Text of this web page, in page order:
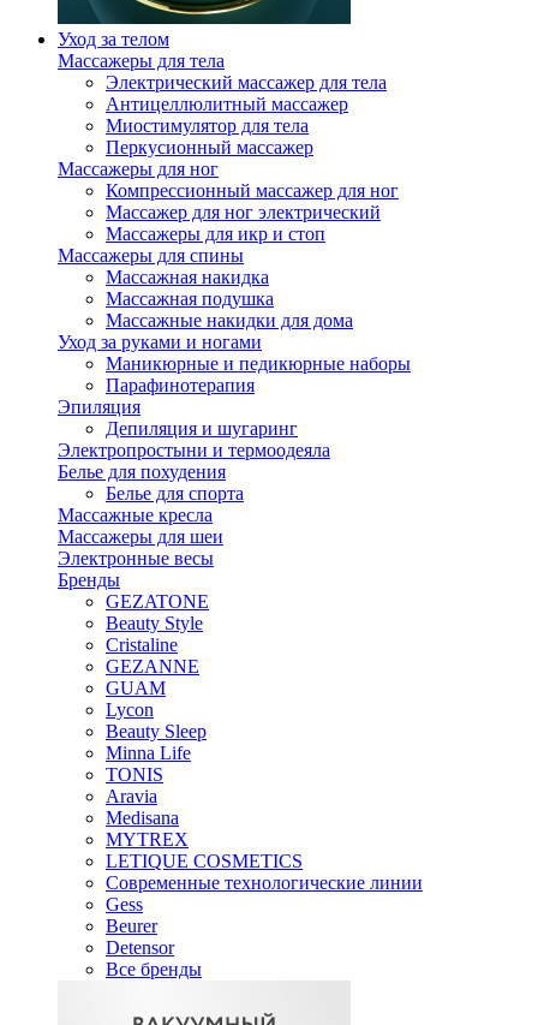
Уход за телом
Массажеры для тела
Электрический массажер для тела
Антицеллюлитный массажер
Миостимулятор для тела
Перкусионный массажер
Массажеры для ног
Компрессионный массажер для ног
Массажер для ног электрический
Массажеры для икр и стоп
Массажеры для спины
Массажная накидка
Массажная подушка
Массажные накидки для дома
Уход за руками и ногами
Маникюрные и педикюрные наборы
Парафинотерапия
Эпиляция
Депиляция и шугаринг
Электропростыни и термоодеяла
Белье для похудения
Белье для спорта
Массажные кресла
Массажеры для шеи
Электронные весы
Бренды
GEZATONE
Beauty Style
Cristaline
GEZANNE
GUAM
Lycon
Beauty Sleep
Minna Life
TONIS
Aravia
Medisana
MYTREX
LETIQUE COSMETICS
Современные технологические линии
Gess
Beurer
Detensor
Все бренды